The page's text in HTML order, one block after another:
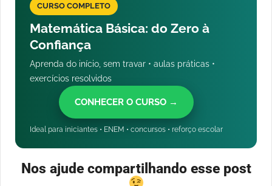
CURSO COMPLETO
Matemática Básica: do Zero à
Confiança
Aprenda do início, sem travar • aulas práticas •
exercícios resolvidos
CONHECER O CURSO →
Ideal para iniciantes • ENEM • concursos • reforço escolar
Nos ajude compartilhando esse post